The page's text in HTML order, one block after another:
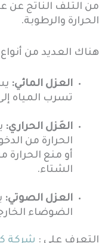
من التلف الناتج
الحرارة والرطوبة.
هناك العديد من
العزل المائي:
تسرب المياه
العَزل الحراري:
الحرارة من
أو منع
الشتاء.
العزل الصوتي:
الضوضاء